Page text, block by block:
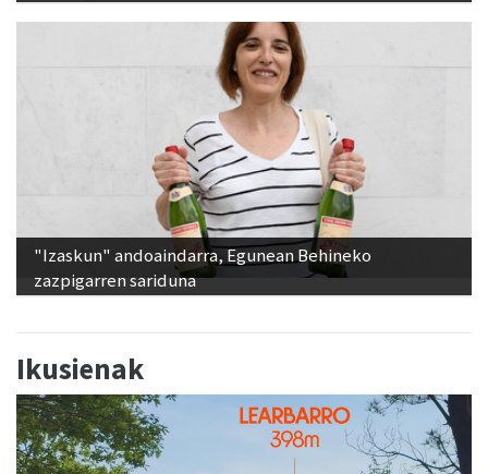
"Izaskun" andoaindarra, Egunean Behineko
zazpigarren sariduna
Ikusienak